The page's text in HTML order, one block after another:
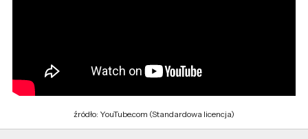
źródło: YouTube.com (Standardowa licencja)